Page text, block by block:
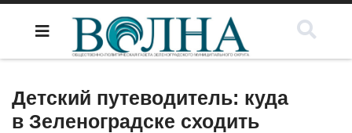
Детский путеводитель: куда
в Зеленоградске сходить